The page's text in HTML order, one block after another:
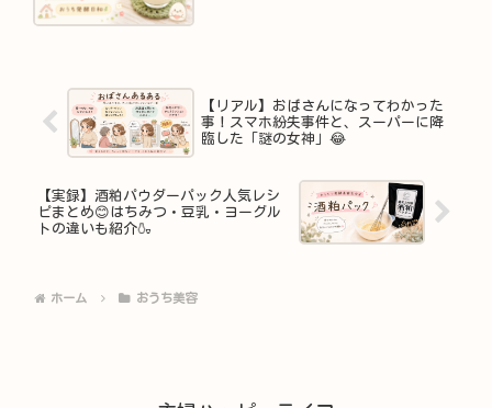
【リアル】おばさんになってわかった
事！スマホ紛失事件と、スーパーに降
臨した「謎の女神」😂
【実録】酒粕パウダーパック人気レシ
ピまとめ😊はちみつ・豆乳・ヨーグル
トの違いも紹介🍶
ホーム おうち美容